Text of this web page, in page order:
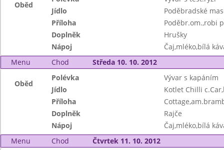
Oběd
Jídlo
Poděbradské
Příloha
Poděbr.om.,robi
Doplněk
Hrušky
Nápoj
Čaj,mléko,bílá
Menu
Chod Středa 10. 10. 2012
Oběd
Polévka
Vývar s kapáním
Jídlo
Kotlet Chilli
Příloha
Doplněk
Rajče
Nápoj
Čaj,mléko,bílá
Menu
Chod Čtvrtek 11. 10. 2012